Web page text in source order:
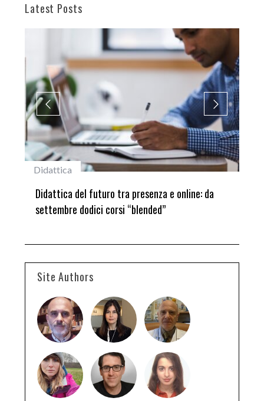
Latest Posts
Didattica
Didattica del futuro tra presenza e online: da
settembre dodici corsi “blended”
Site Authors